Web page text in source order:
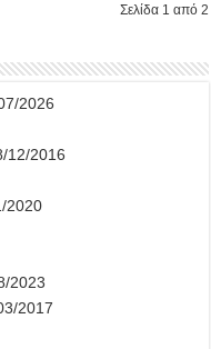
Σελίδα 1 από 2
2026
12/2016
2020
2023
2017